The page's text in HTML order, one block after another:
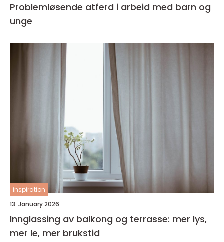
Problemløsende atferd i arbeid med barn og
unge
inspiration
13. January 2026
Innglassing av balkong og terrasse: mer lys,
mer le, mer brukstid